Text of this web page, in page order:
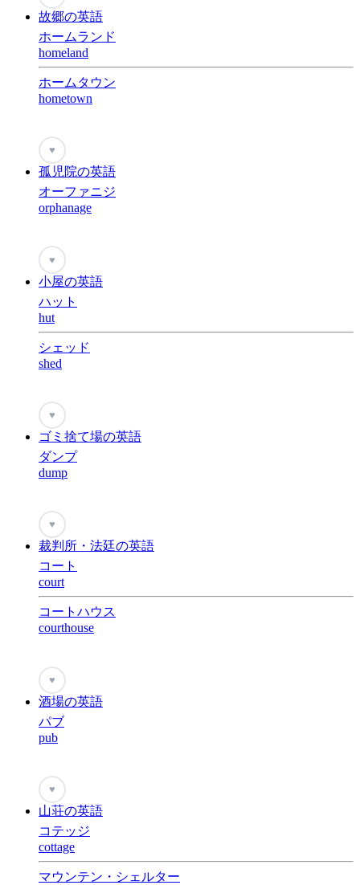
故郷の英語
ホームランド
homeland
ホームタウン
hometown
♥
孤児院の英語
オーファニジ
orphanage
♥
小屋の英語
ハット
hut
シェッド
shed
♥
ゴミ捨て場の英語
ダンプ
dump
♥
裁判所・法廷の英語
コート
court
コートハウス
courthouse
♥
酒場の英語
パブ
pub
♥
山荘の英語
コテッジ
cottage
マウンテン・シェルター